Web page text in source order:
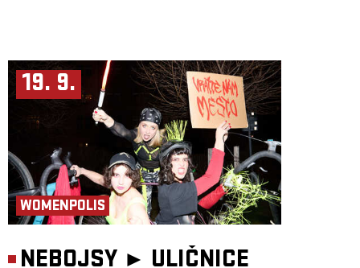
19. 9.
WOMENPOLIS
NEBOJSY ► ULIČNICE